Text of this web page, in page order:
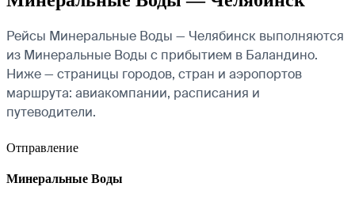
Рейсы Минеральные Воды — Челябинск выполняются
из Минеральные Воды с прибытием в Баландино.
Ниже — страницы городов, стран и аэропортов
маршрута: авиакомпании, расписания и
путеводители.
Отправление
Минеральные Воды